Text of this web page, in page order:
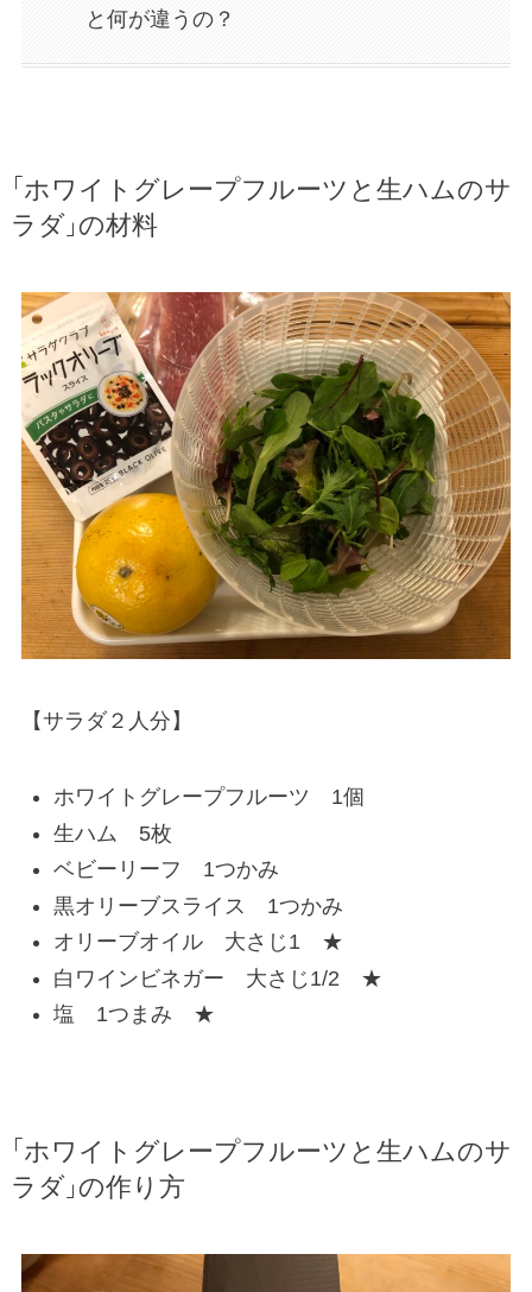
と何が違うの？
「ホワイトグレープフルーツと生ハムのサ
ラダ」の材料
【サラダ２人分】
ホワイトグレープフルーツ 1個
生ハム 5枚
ベビーリーフ 1つかみ
黒オリーブスライス 1つかみ
オリーブオイル 大さじ1 ★
白ワインビネガー 大さじ1/2 ★
塩 1つまみ ★
「ホワイトグレープフルーツと生ハムのサ
ラダ」の作り方